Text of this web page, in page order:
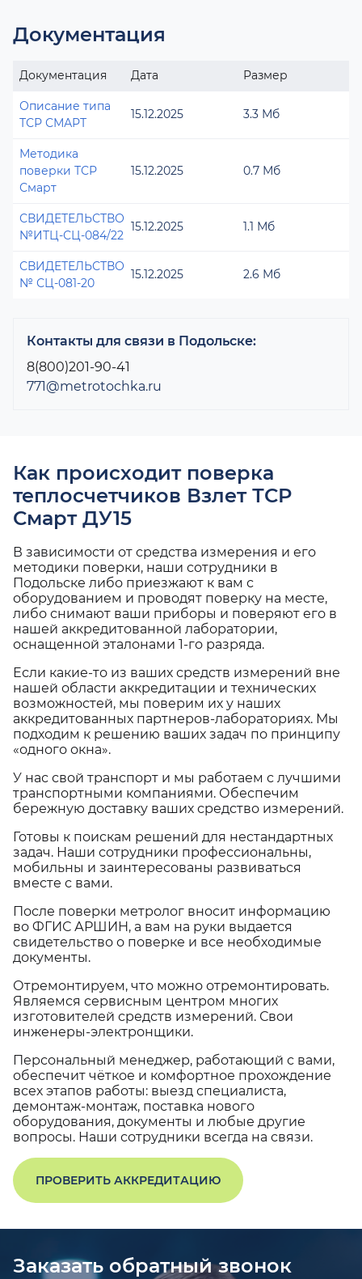
Документация
Документация Дата Размер
Описание типа
ТСР СМАРТ
15.12.2025 3.3 Мб
Методика
поверки ТСР
Смарт
15.12.2025 0.7 Мб
СВИДЕТЕЛЬСТВО
№ИТЦ-СЦ-084/22
15.12.2025 1.1 Мб
СВИДЕТЕЛЬСТВО
№ СЦ-081-20
15.12.2025 2.6 Мб
Контакты для связи в Подольске:
8(800)201-90-41
771@metrotochka.ru
Как происходит поверка
теплосчетчиков Взлет ТСР
Смарт ДУ15
В зависимости от средства измерения и его
методики поверки, наши сотрудники в
Подольске либо приезжают к вам с
оборудованием и проводят поверку на месте,
либо снимают ваши приборы и поверяют его в
нашей аккредитованной лаборатории,
оснащенной эталонами 1-го разряда.
Если какие-то из ваших средств измерений вне
нашей области аккредитации и технических
возможностей, мы поверим их у наших
аккредитованных партнеров-лабораториях. Мы
подходим к решению ваших задач по принципу
«одного окна».
У нас свой транспорт и мы работаем с лучшими
транспортными компаниями. Обеспечим
бережную доставку ваших средство измерений.
Готовы к поискам решений для нестандартных
задач. Наши сотрудники профессиональны,
мобильны и заинтересованы развиваться
вместе с вами.
После поверки метролог вносит информацию
во ФГИС АРШИН, а вам на руки выдается
свидетельство о поверке и все необходимые
документы.
Отремонтируем, что можно отремонтировать.
Являемся сервисным центром многих
изготовителей средств измерений. Свои
инженеры-электронщики.
Персональный менеджер, работающий с вами,
обеспечит чёткое и комфортное прохождение
всех этапов работы: выезд специалиста,
демонтаж-монтаж, поставка нового
оборудования, документы и любые другие
вопросы. Наши сотрудники всегда на связи.
ПРОВЕРИТЬ АККРЕДИТАЦИЮ
Заказать обратный звонок